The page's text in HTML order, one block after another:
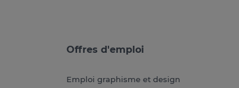
Offres d'emploi
Emploi graphisme et design